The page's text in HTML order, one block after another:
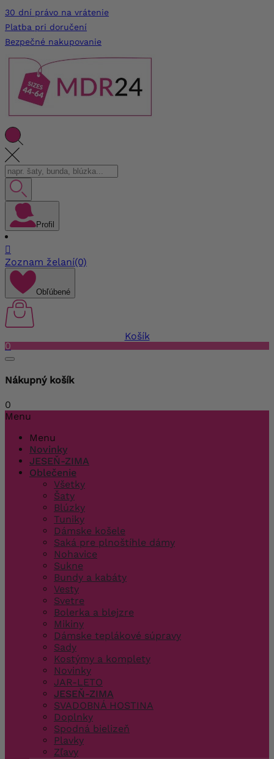
30 dní právo na vrátenie
Platba pri doručení
Bezpečné nakupovanie
Profil

Zoznam želaní(0)
Obľúbené
Košík
0
Nákupný košík
0
Menu
Menu
Novinky
JESEŇ-ZIMA
Oblečenie
Všetky
Šaty
Blúzky
Tuniky
Dámske košele
Saká pre plnoštíhle dámy
Nohavice
Sukne
Bundy a kabáty
Vesty
Svetre
Bolerka a blejzre
Mikiny
Dámske teplákové súpravy
Sady
Kostýmy a komplety
Novinky
JAR-LETO
JESEŇ-ZIMA
SVADOBNÁ HOSTINA
Doplnky
Spodná bielizeň
Plavky
Zľavy